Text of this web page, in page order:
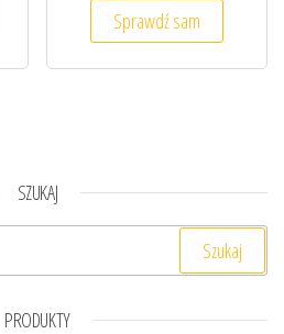
Sprawdź sam
SZUKAJ
PRODUKTY